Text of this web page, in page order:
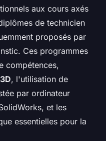
aux cours axés
de technicien
proposés par
Ces programmes
compétences,
, l'utilisation de
par ordinateur
et les
essentielles pour la